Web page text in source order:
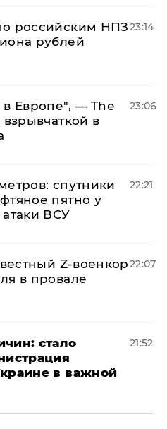
российским НПЗ
рублей
23:14
в Европе", — The
в
23:06
спутники
пятно у
ВСУ
22:21
Z-военкор
в провале
22:07
стало
в важной
21:52